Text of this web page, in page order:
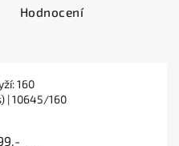
Hodnocení
160
| 10645/160